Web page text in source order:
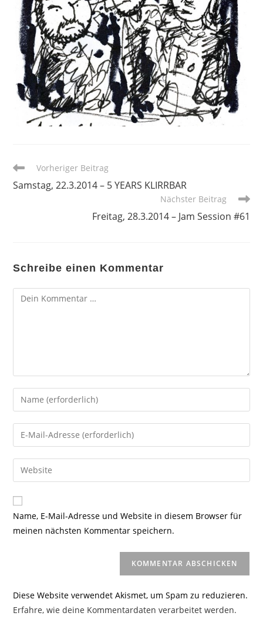
Weitere
ansehen
Vorheriger Beitrag
Samstag, 22.3.2014 – 5 YEARS KLIRRBAR
Nächster Beitrag
Freitag, 28.3.2014 – Jam Session #61
Schreibe einen Kommentar
Kommentar
Gib
deinen
Namen
oder
zum
Kommentieren
ein
Gib
deine
E-
Mail-
zum
Kommentieren
ein
Gib
deine
Website-
URL
Name, E-Mail-Adresse und Website in diesem Browser für
meinen nächsten Kommentar speichern.
Diese Website verwendet Akismet, um Spam zu reduzieren.
Erfahre, wie deine Kommentardaten verarbeitet werden.